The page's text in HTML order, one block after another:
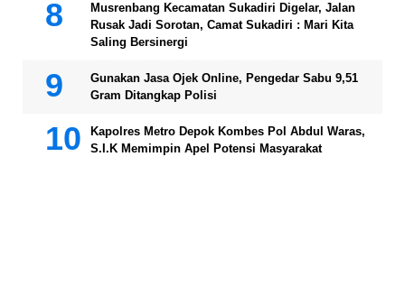
Musrenbang Kecamatan Sukadiri Digelar, Jalan
Rusak Jadi Sorotan, Camat Sukadiri : Mari Kita
Saling Bersinergi
Gunakan Jasa Ojek Online, Pengedar Sabu 9,51
Gram Ditangkap Polisi
Kapolres Metro Depok Kombes Pol Abdul Waras,
S.I.K Memimpin Apel Potensi Masyarakat